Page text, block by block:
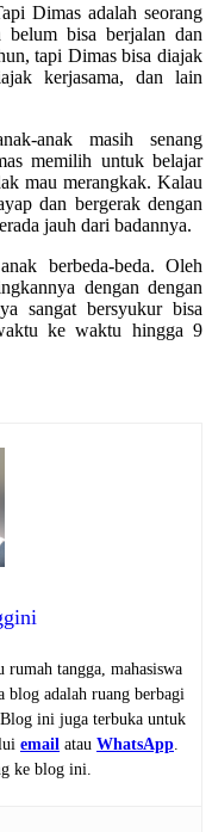
Dimas adalah seorang
bisa berjalan dan
tapi Dimas bisa diajak
kerjasama, dan lain
anak masih senang
memilih untuk belajar
mau merangkak. Kalau
dan bergerak dengan
jauh dari badannya.
berbeda-beda. Oleh
dengan dengan
sangat bersyukur bisa
ke waktu hingga 9
rumah tangga, mahasiswa
blog adalah ruang berbagi
ini juga terbuka untuk
email atau WhatsApp
ke blog ini.